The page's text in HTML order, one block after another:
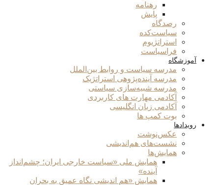
رهنامه
پایش
رصدگاه
سیاست‌کده
استراتژیوم
فراسیاست
آموزشگاه
مدرسه سیاست و روابط بین‌الملل
مدرسه آینده‌پژوهی استراتژیک
مدرسه شبیه‌سازی سیاستی
آکادمی مهارت های کاربردی
آکادمی زبان انگلیسی
بوت کمپ ها
رویدادها
عکس‌نوشت
نشست‌های هم‌اندیشی
همایش‌ها
همایش ملی «سیاست خارجی ایران؛ چشم‌انداز
آینده»
همایش «هم اندیشی نگاه عمیق به بحران